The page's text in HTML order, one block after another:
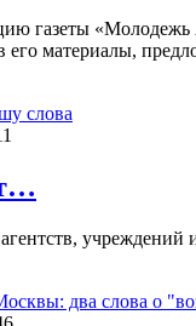
газеты
материалы,
слова